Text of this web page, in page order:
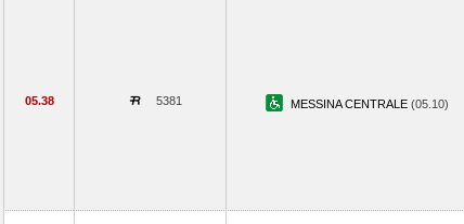
05.38 5381 MESSINA CENTRALE (05.10)